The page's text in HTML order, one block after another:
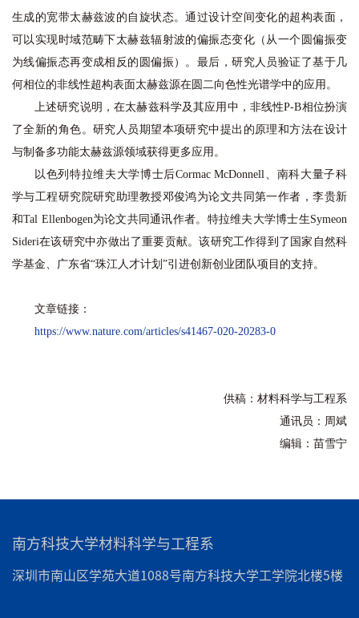
生成的宽带太赫兹波的自旋状态。通过设计空间变化的超构表面，
可以实现时域范畴下太赫兹辐射波的偏振态变化（从一个圆偏振变
为线偏振态再变成相反的圆偏振）。最后，研究人员验证了基于几
何相位的非线性超构表面太赫兹源在圆二向色性光谱学中的应用。
上述研究说明，在太赫兹科学及其应用中，非线性P-B相位扮演
了全新的角色。研究人员期望本项研究中提出的原理和方法在设计
与制备多功能太赫兹源领域获得更多应用。
以色列特拉维夫大学博士后Cormac McDonnell、南科大量子科
学与工程研究院研究助理教授邓俊鸿为论文共同第一作者，李贵新
和Tal Ellenbogen为论文共同通讯作者。特拉维夫大学博士生Symeon
Sideri在该研究中亦做出了重要贡献。该研究工作得到了国家自然科
学基金、广东省“珠江人才计划”引进创新创业团队项目的支持。
文章链接：
https://www.nature.com/articles/s41467-020-20283-0
供稿：材料科学与工程系
通讯员：周斌
编辑：苗雪宁
南方科技大学材料科学与工程系
深圳市南山区学苑大道1088号南方科技大学工学院北楼5楼